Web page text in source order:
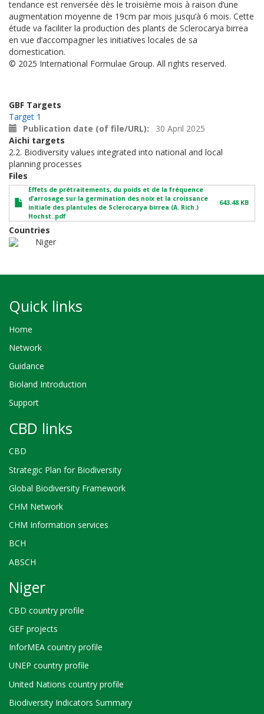
tendance est renversée dès le troisième mois à raison d’une
augmentation moyenne de 19cm par mois jusqu’à 6 mois. Cette
étude va faciliter la production des plants de Sclerocarya birrea
en vue d’accompagner les initiatives locales de sa
domestication.
© 2025 International Formulae Group. All rights reserved.
GBF Targets
Target 1
Publication date (of file/URL)
30 April 2025
Aichi targets
2.2. Biodiversity values integrated into national and local
planning processes
Files
Effets de prétraitements, du poids et de la fréquence
d’arrosage sur la germination des noix et la croissance
initiale des plantules de Sclerocarya birrea (A. Rich.)
Hochst..pdf
643.48 KB
Countries
Niger
Quick links
Home
Network
Guidance
Bioland Introduction
Support
CBD links
CBD
Strategic Plan for Biodiversity
Global Biodiversity Framework
CHM Network
CHM Information services
BCH
ABSCH
Niger
CBD country profile
GEF projects
InforMEA country profile
UNEP country profile
United Nations country profile
Biodiversity Indicators Summary